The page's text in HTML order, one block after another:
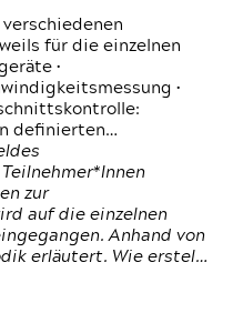
für die einzelnen
•
•
definierten…
zur
auf die einzelnen
Anhand von
erläutert. Wie erstel…